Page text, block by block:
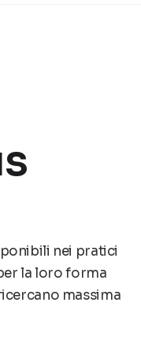
nei pratici
la loro forma
massima